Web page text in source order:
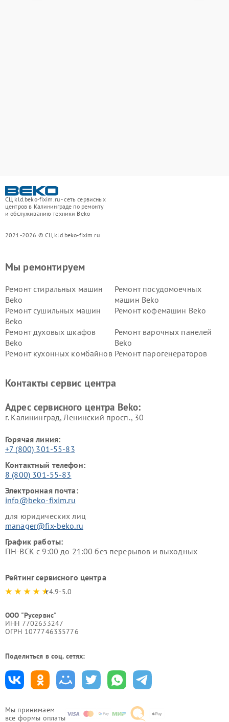
СЦ kld.beko-fixim.ru - сеть сервисных
центров в Калининграде по ремонту
и обслуживанию техники Beko
2021-2026 © СЦ kld.beko-fixim.ru
Мы принимаем
все формы оплаты
Мы ремонтируем
Ремонт стиральных машин
Beko
Ремонт посудомоечных
машин Beko
Ремонт сушильных машин
Beko
Ремонт кофемашин Beko
Ремонт духовых шкафов
Beko
Ремонт варочных панелей
Beko
Ремонт кухонных комбайнов Ремонт парогенераторов
Ремонт холодильников Beko Ремонт морозильных камер
Контакты сервис центра
Адрес сервисного центра Beko:
г. Калининград, Ленинский просп., 30
Горячая линия:
+7 (800) 301-55-83
Контактный телефон:
8 (800) 301-55-83
Электронная почта:
info@beko-fixim.ru
для юридических лиц
manager@fix-beko.ru
График работы:
ПН-ВСК с 9:00 до 21:00 без перерывов и выходных
Рейтинг сервисного центра
4.9-5.0
ООО "Русервис"
ИНН 7702633247
ОГРН 1077746335776
Поделиться в соц. сетях: